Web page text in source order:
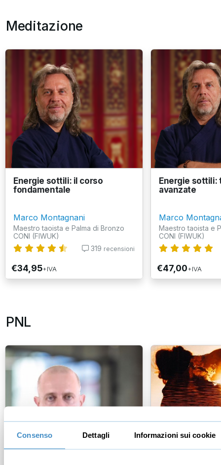
Consenso Dettagli Informazioni sui cookie
Meditazione
Energie sottili: il corso
fondamentale
Marco Montagnani
Maestro taoista e Palma di Bronzo
CONI (FIWUK)
319 recensioni
€34,95+IVA
Energie sottili:
avanzate
Marco
Maestro taoista e
CONI (FIWUK)
€47,00+IVA
PNL